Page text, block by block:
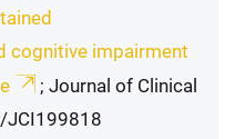
cognitive impairment
; Journal of Clinical
JCI199818